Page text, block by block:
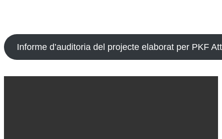
Informe d’auditoria del projecte elaborat per PKF